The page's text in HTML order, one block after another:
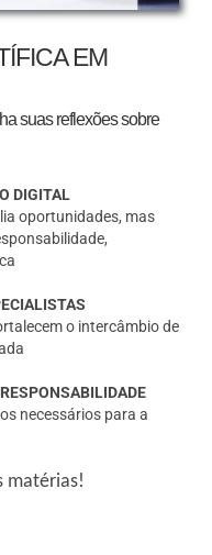
EM
suas reflexões sobre
DIGITAL
oportunidades, mas
o intercâmbio de
necessários para a
matérias!